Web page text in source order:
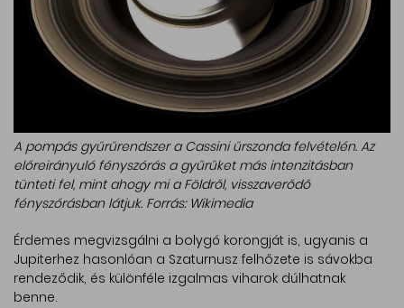
A pompás gyűrűrendszer a Cassini űrszonda felvételén. Az
előreirányuló fényszórás a gyűrűket más intenzitásban
tünteti fel, mint ahogy mi a Földről, visszaverődő
fényszórásban látjuk. Forrás: Wikimedia
Érdemes megvizsgálni a bolygó korongját is, ugyanis a
Jupiterhez hasonlóan a Szaturnusz felhőzete is sávokba
rendeződik, és különféle izgalmas viharok dúlhatnak
benne.